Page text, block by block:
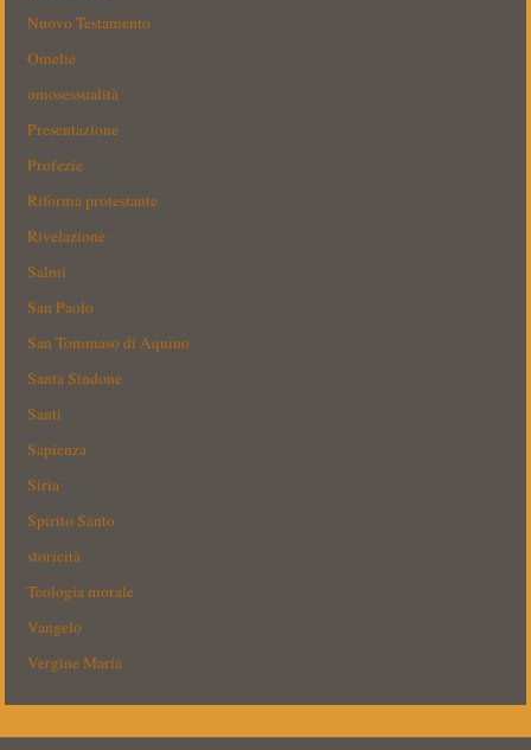
Nuovo Testamento
Omelie
omosessualità
Presentazione
Profezie
Riforma protestante
Rivelazione
Salmi
San Paolo
San Tommaso di Aquino
Santa Sindone
Santi
Sapienza
Siria
Spirito Santo
storicità
Teologia morale
Vangelo
Vergine Maria